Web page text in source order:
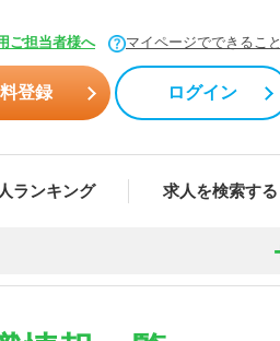
ご担当者様へ マイページでできること
登録 ログイン
ランキング 求人を検索する